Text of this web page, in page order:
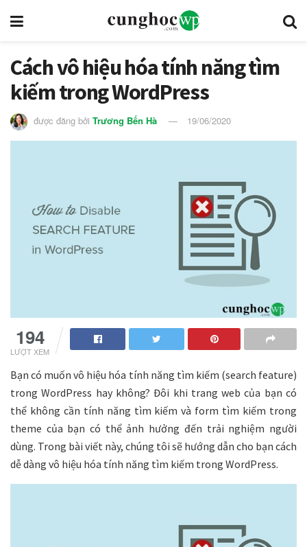
Cách vô hiệu hóa tính năng tìm
kiếm trong WordPress
được đăng bởi Trương Bến Hà 19/06/2020
194
LƯỢT XEM
Bạn có muốn vô hiệu hóa tính năng tìm kiếm (search feature)
trong WordPress hay không? Đôi khi trang web của bạn có
thể không cần tính năng tìm kiếm và form tìm kiếm trong
theme của bạn có thể ảnh hưởng đến trải nghiệm người
dùng. Trong bài viết này, chúng tôi sẽ hướng dẫn cho bạn cách
dễ dàng vô hiệu hóa tính năng tìm kiếm trong WordPress.